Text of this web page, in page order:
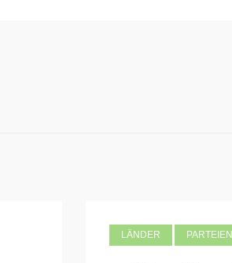
LÄNDER PARTEIEN